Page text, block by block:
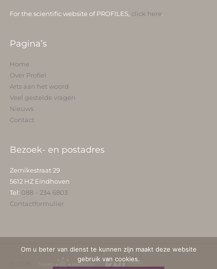
For the scientific website of PROFILES, click here
Pagina’s
Home
Over Profiel
Arts aan het woord
Veel gestelde vragen
Nieuws
Contact
Bezoek- en postadres
Zernikestraat 29
5612 HZ Eindhoven
Tel: 088 – 234 6803
Contactformulier
Om u beter van dienst te kunnen zijn maakt deze website
gebruik van cookies.